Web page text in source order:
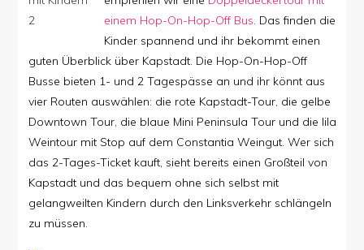
einem Hop-On-Hop-Off Bus. Das finden die
Kinder spannend und ihr bekommt einen
guten Überblick über Kapstadt. Die Hop-On-Hop-Off
Busse bieten 1- und 2 Tagespässe an und ihr könnt aus
vier Routen auswählen: die rote Kapstadt-Tour, die gelbe
Downtown Tour, die blaue Mini Peninsula Tour und die lila
Weintour mit Stop auf dem Constantia Weingut. Wer sich
das 2-Tages-Ticket kauft, sieht bereits einen Großteil von
Kapstadt und das bequem ohne sich selbst mit
gelangweilten Kindern durch den Linksverkehr schlängeln
zu müssen.